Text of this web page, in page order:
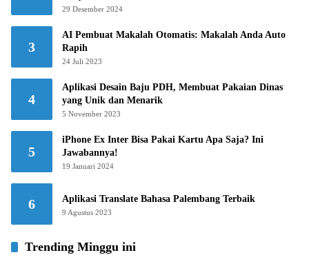
29 Desember 2024
3
AI Pembuat Makalah Otomatis: Makalah Anda Auto
Rapih
24 Juli 2023
4
Aplikasi Desain Baju PDH, Membuat Pakaian Dinas
yang Unik dan Menarik
5 November 2023
5
iPhone Ex Inter Bisa Pakai Kartu Apa Saja? Ini
Jawabannya!
19 Januari 2024
6 Aplikasi Translate Bahasa Palembang Terbaik
9 Agustus 2023
Trending Minggu ini